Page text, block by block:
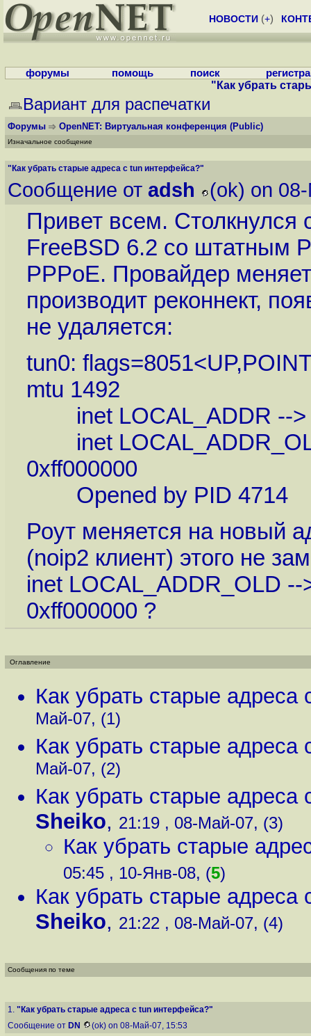
НОВОСТИ (+)
форумы помощь поиск
"Как убрать
Вариант для распечатки
Форумы OpenNET: Виртуальная конференция (Public)
Изначальное сообщение
"Как убрать старые адреса с tun интерфейса?"
Сообщение от adsh (ok) on
Привет всем. Столкнулся
FreeBSD 6.2 со штатным
PPPoE. Провайдер
производит реконнект,
не удаляется:
tun0:
mtu 1492
inet LOCAL_ADDR -->
inet
0xff000000
Opened by PID 4714
Роут меняется на новый
(noip2 клиент) этого не
inet LOCAL_ADDR_OLD
0xff000000 ?
Оглавление
Как убрать старые
Май-07, (1)
Как убрать старые
Май-07, (2)
Как убрать старые
Sheiko, 21:19 , 08-Май-07, (3)
Как убрать старые
05:45 , 10-Янв-08, (5)
Как убрать старые
Sheiko, 21:22 , 08-Май-07, (4)
Сообщения по теме
1. "Как убрать старые адреса с tun интерфейса?"
Сообщение от DN (ok) on 08-Май-07, 15:53